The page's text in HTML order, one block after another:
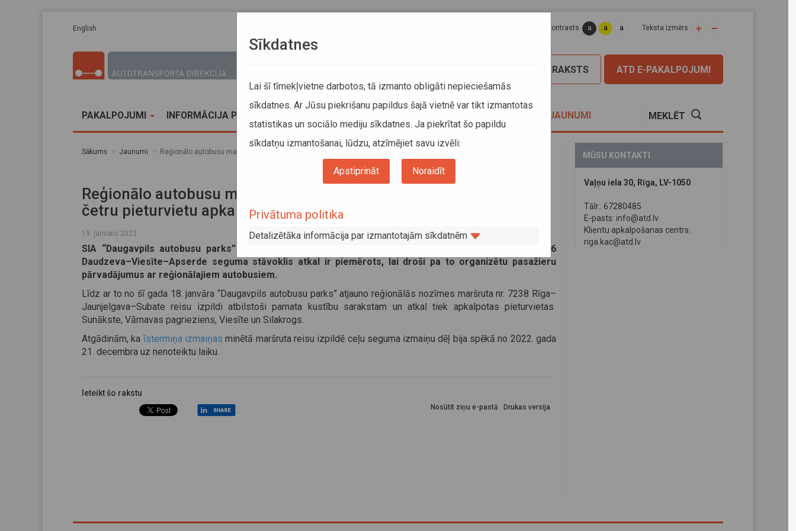
English Lapas kontrasts a a a Teksta izmērs
ATD E-PAKALPOJUMI
PIERAKSTS
PAKALPOJUMI INFORMĀCIJA PĀRVADĀTĀJIEM JAUNUMI MEKLĒT
Sākums Jaunumi Reģionālo autobusu maršrutā Rīga–Jaunjelgava–Subate atjauno četru pieturvietu apkalpošanu
Reģionālo autobusu maršrutā Rīga–Jaunjelgava–Subate atjauno
četru pieturvietu apkalpošanu
19. janvāris 2023
SIA “Daugavpils autobusu parks” informē, ka Aizkraukles un Jēkabpils novadā esošā autoceļa V956
Daudzeva–Viesīte–Apserde seguma stāvoklis atkal ir piemērots, lai droši pa to organizētu pasažieru
pārvadājumus ar reģionālajiem autobusiem.
Līdz ar to no šī gada 18. janvāra “Daugavpils autobusu parks” atjauno reģionālās nozīmes maršruta nr. 7238 Rīga–
Jaunjelgava–Subate reisu izpildi atbilstoši pamata kustību sarakstam un atkal tiek apkalpotas pieturvietas
Sunākste, Vārnavas pagrieziens, Viesīte un Silakrogs.
Atgādinām, kaīstermiņa izmaiņas minētā maršruta reisu izpildē ceļu seguma izmaiņu dēļ bija spēkā no 2022. gada
21. decembra uz nenoteiktu laiku.
Ieteikt šo rakstu
Drukas versija
Nosūtīt ziņu e-pastā
MŪSU KONTAKTI
Vaļņu iela 30, Rīga, LV-1050
Tālr.: 67280485
E-pasts: info@atd.lv
Klientu apkalpošanas centrs:
riga.kac@atd.lv
Sīkdatnes
Lai šī tīmekļvietne darbotos, tā izmanto obligāti nepieciešamās
sīkdatnes. Ar Jūsu piekrišanu papildus šajā vietnē var tikt izmantotas
statistikas un sociālo mediju sīkdatnes. Ja piekrītat šo papildu
sīkdatņu izmantošanai, lūdzu, atzīmējiet savu izvēli:
Apstiprināt Noraidīt
Privātuma politika
Detalizētāka informācija par izmantotajām sīkdatnēm